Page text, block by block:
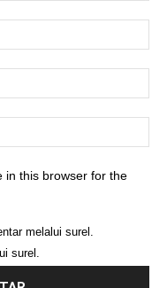
in this browser for the
melalui surel.
surel.